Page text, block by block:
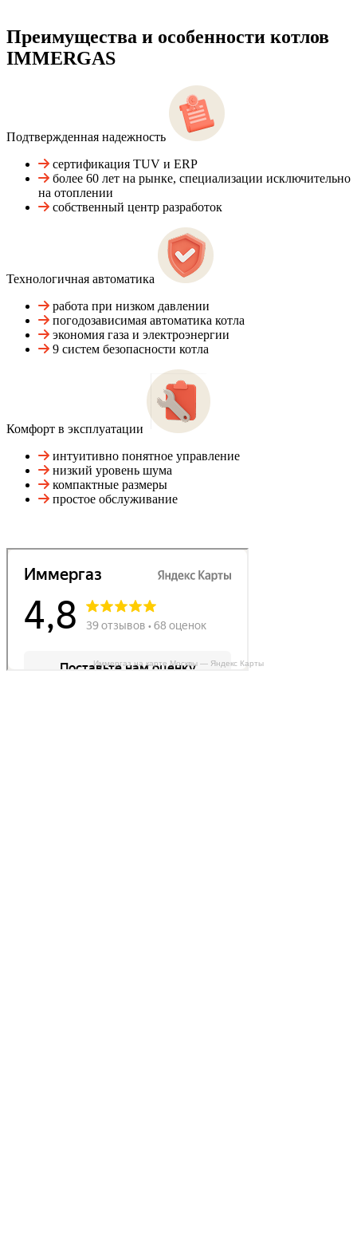
Преимущества и особенности котлов
IMMERGAS
Подтвержденная надежность
сертификация TUV и ERP
более 60 лет на рынке, специализации исключительно
на отоплении
собственный центр разработок
Технологичная автоматика
работа при низком давлении
погодозависимая автоматика котла
экономия газа и электроэнергии
9 систем безопасности котла
Комфорт в эксплуатации
интуитивно понятное управление
низкий уровень шума
компактные размеры
простое обслуживание
Иммергаз на карте Москвы — Яндекс Карты